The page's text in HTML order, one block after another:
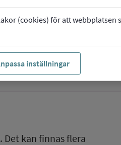
(cookies) för att webbplatsen
inställningar
Det kan finnas flera